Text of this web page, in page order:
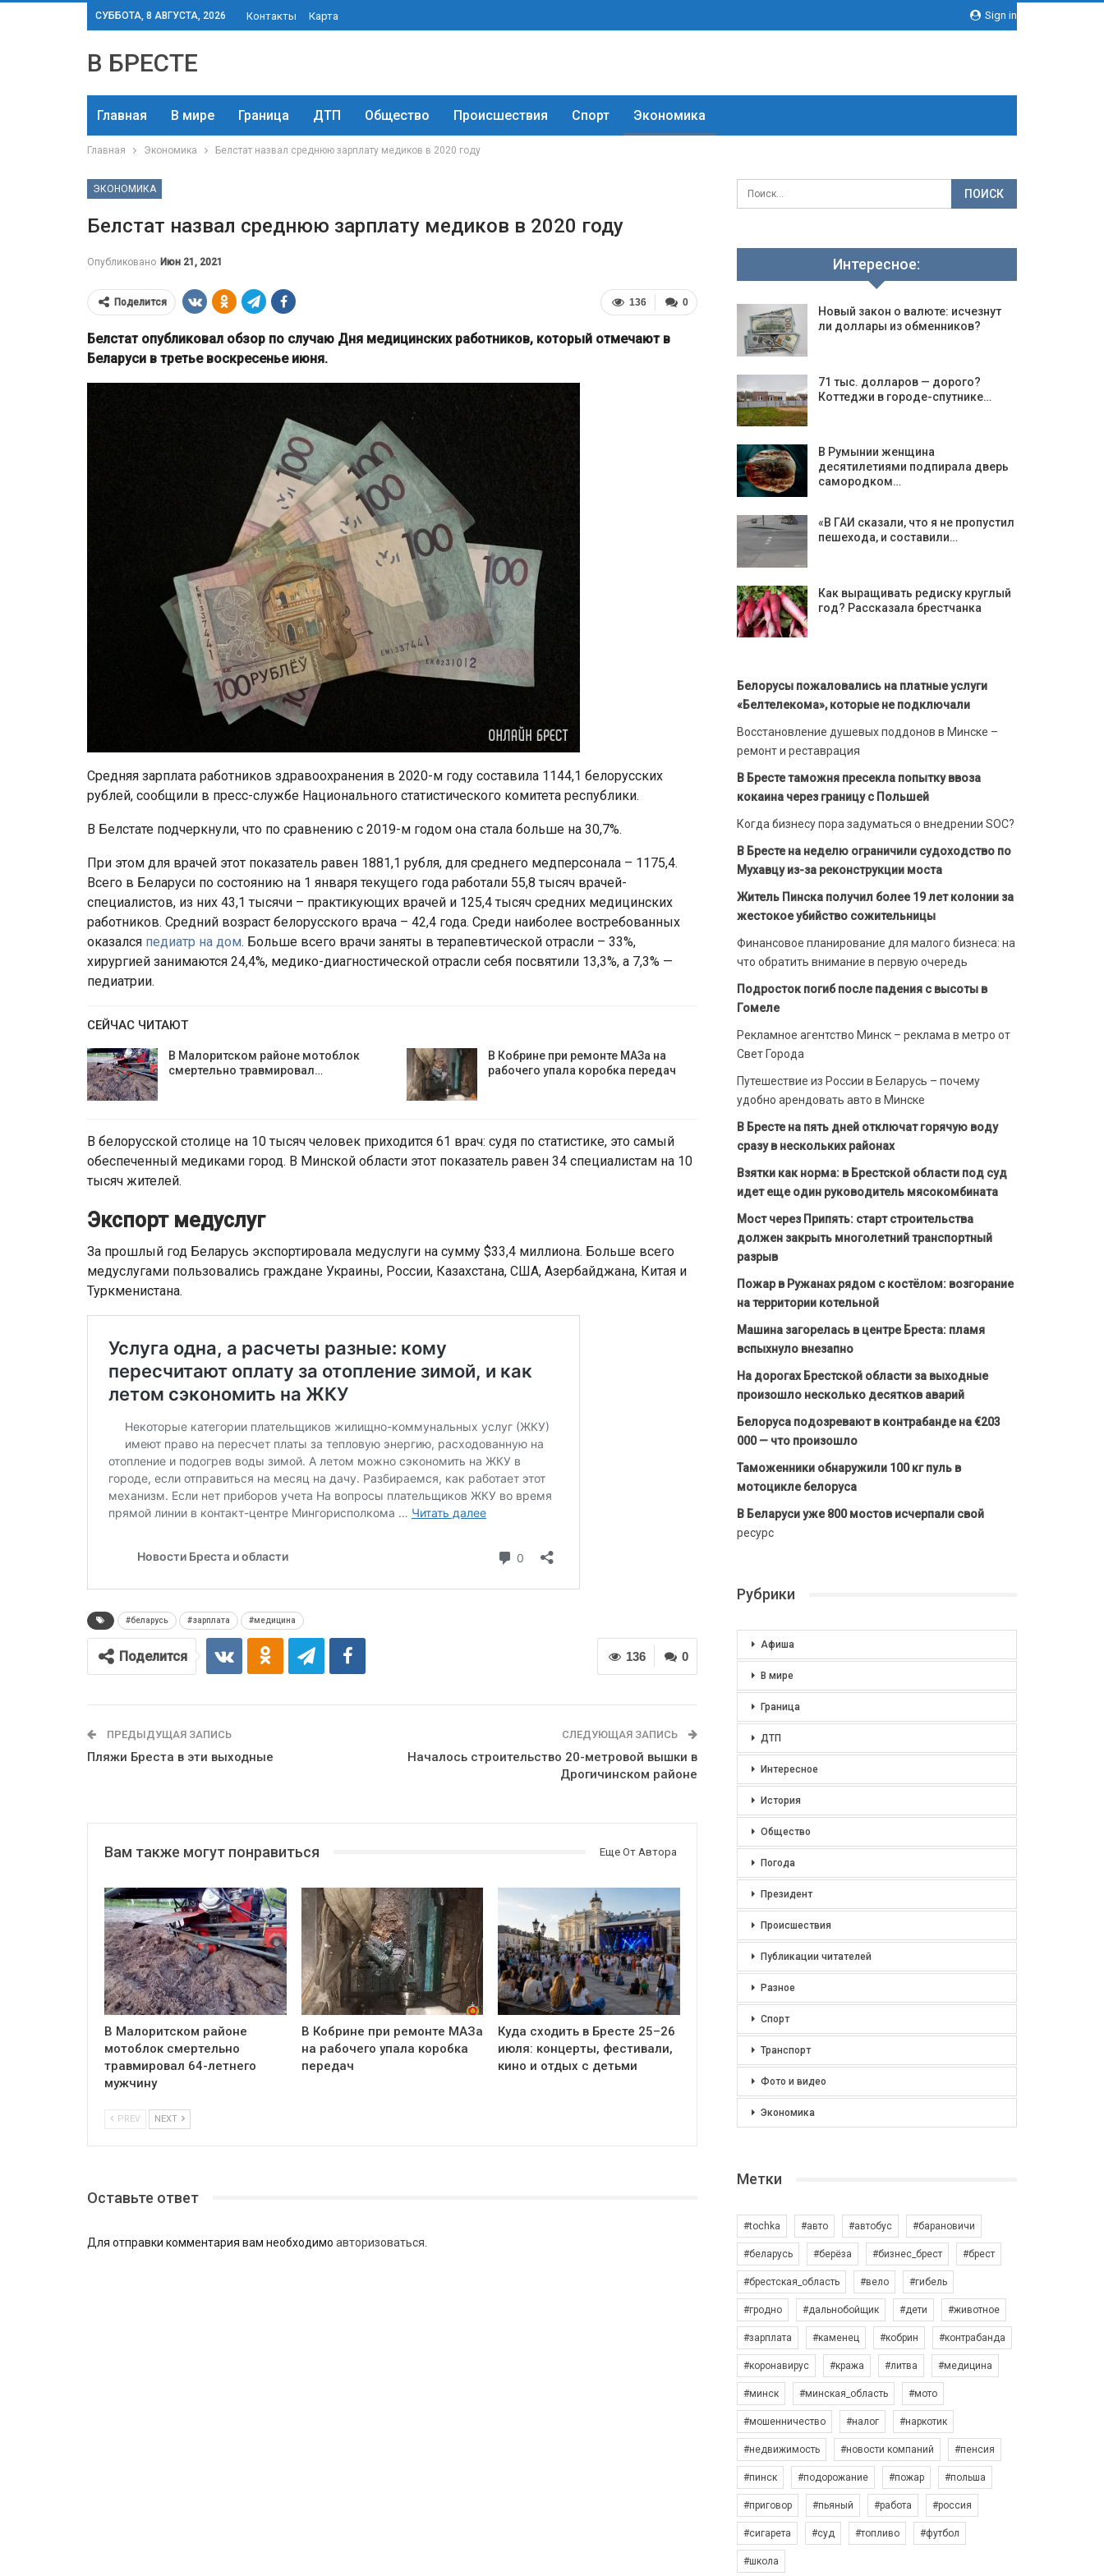
Sign in
СУББОТА, 8 АВГУСТА, 2026 Контакты Карта
В БРЕСТЕ
Главная В мире Граница ДТП Общество Происшествия Спорт Экономика
Главная Экономика Белстат назвал среднюю зарплату медиков в 2020 году
ЭКОНОМИКА
Белстат назвал среднюю зарплату медиков в 2020 году
Опубликовано Июн 21, 2021
0
136
Поделится
Белстат опубликовал обзор по случаю Дня медицинских работников, который отмечают в
Беларуси в третье воскресенье июня.
Средняя зарплата работников здравоохранения в 2020-м году составила 1144,1 белорусских
рублей, сообщили в пресс-службе Национального статистического комитета республики.
В Белстате подчеркнули, что по сравнению с 2019-м годом она стала больше на 30,7%.
При этом для врачей этот показатель равен 1881,1 рубля, для среднего медперсонала – 1175,4.
Всего в Беларуси по состоянию на 1 января текущего года работали 55,8 тысяч врачей-
специалистов, из них 43,1 тысячи – практикующих врачей и 125,4 тысяч средних медицинских
работников. Средний возраст белорусского врача – 42,4 года. Среди наиболее востребованных
оказался педиатр на дом. Больше всего врачи заняты в терапевтической отрасли – 33%,
хирургией занимаются 24,4%, медико-диагностической отрасли себя посвятили 13,3%, а 7,3% —
педиатрии.
СЕЙЧАС ЧИТАЮТ
В Малоритском районе мотоблок
смертельно травмировал…
В Кобрине при ремонте МАЗа на
рабочего упала коробка передач
В белорусской столице на 10 тысяч человек приходится 61 врач: судя по статистике, это самый
обеспеченный медиками город. В Минской области этот показатель равен 34 специалистам на 10
тысяч жителей.
Экспорт медуслуг
За прошлый год Беларусь экспортировала медуслуги на сумму $33,4 миллиона. Больше всего
медуслугами пользовались граждане Украины, России, Казахстана, США, Азербайджана, Китая и
Туркменистана.
#беларусь #зарплата #медицина
0
136
Поделится
ПРЕДЫДУЩАЯ ЗАПИСЬ
Пляжи Бреста в эти выходные
СЛЕДУЮЩАЯ ЗАПИСЬ
Началось строительство 20-метровой вышки в
Дрогичинском районе
Вам также могут понравиться Еще От Автора
В Малоритском районе
мотоблок смертельно
травмировал 64-летнего
мужчину
В Кобрине при ремонте МАЗа
на рабочего упала коробка
передач
Куда сходить в Бресте 25–26
июля: концерты, фестивали,
кино и отдых с детьми
PREV NEXT
Оставьте ответ
Для отправки комментария вам необходимо авторизоваться
Интересное:
Новый закон о валюте: исчезнут
ли доллары из обменников?
71 тыс. долларов — дорого?
Коттеджи в городе-спутнике…
В Румынии женщина
десятилетиями подпирала дверь
самородком…
«В ГАИ сказали, что я не пропустил
пешехода, и составили…
Как выращивать редиску круглый
год? Рассказала брестчанка
Белорусы пожаловались на платные услуги
«Белтелекома», которые не подключали
Восстановление душевых поддонов в Минске –
ремонт и реставрация
В Бресте таможня пресекла попытку ввоза
кокаина через границу с Польшей
Когда бизнесу пора задуматься о внедрении SOC?
В Бресте на неделю ограничили судоходство по
Мухавцу из-за реконструкции моста
Житель Пинска получил более 19 лет колонии за
жестокое убийство сожительницы
Финансовое планирование для малого бизнеса: на
что обратить внимание в первую очередь
Подросток погиб после падения с высоты в
Гомеле
Рекламное агентство Минск – реклама в метро от
Свет Города
Путешествие из России в Беларусь – почему
удобно арендовать авто в Минске
В Бресте на пять дней отключат горячую воду
сразу в нескольких районах
Взятки как норма: в Брестской области под суд
идет еще один руководитель мясокомбината
Мост через Припять: старт строительства
должен закрыть многолетний транспортный
разрыв
Пожар в Ружанах рядом с костёлом: возгорание
на территории котельной
Машина загорелась в центре Бреста: пламя
вспыхнуло внезапно
На дорогах Брестской области за выходные
произошло несколько десятков аварий
Белоруса подозревают в контрабанде на €203
000 — что произошло
Таможенники обнаружили 100 кг пуль в
мотоцикле белоруса
В Беларуси уже 800 мостов исчерпали свой
ресурс
Рубрики
Афиша
В мире
Граница
ДТП
Интересное
История
Общество
Погода
Президент
Происшествия
Публикации читателей
Разное
Спорт
Транспорт
Фото и видео
Экономика
Метки
#tochka #авто #автобус #барановичи
#беларусь #берёза #бизнес_брест #брест
#брестская_область #вело #гибель
#гродно #дальнобойщик #дети #животное
#зарплата #каменец #кобрин #контрабанда
#коронавирус #кража #литва #медицина
#минск #минская_область #мото
#мошенничество #налог #наркотик
#недвижимость #новости компаний #пенсия
#пинск #подорожание #пожар #польша
#приговор #пьяный #работа #россия
#сигарета #суд #топливо #футбол
#школа